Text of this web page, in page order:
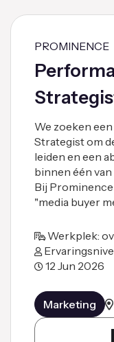
PROMINENCE
We zoeken
Strategist om
leiden en een
binnen één
Bij
"media buyer
Werkplek:
12 Jun 2026
Marketing